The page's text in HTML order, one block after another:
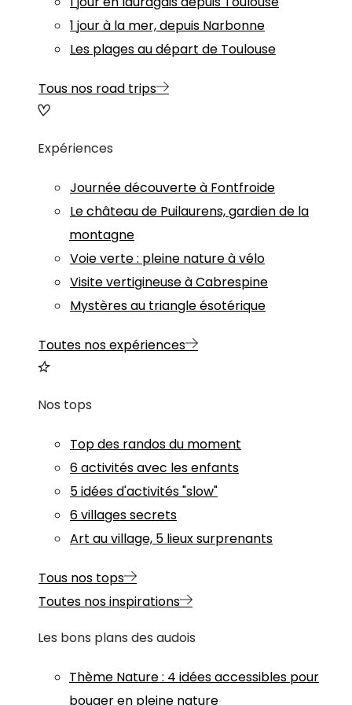
1 jour à la mer, depuis Narbonne
Les plages au départ de Toulouse
Tous nos road trips
Expériences
Journée découverte à Fontfroide
Le château de Puilaurens, gardien de la
montagne
Voie verte : pleine nature à vélo
Visite vertigineuse à Cabrespine
Mystères au triangle ésotérique
Toutes nos expériences
Nos tops
Top des randos du moment
6 activités avec les enfants
5 idées d'activités "slow"
6 villages secrets
Art au village, 5 lieux surprenants
Tous nos tops
Toutes nos inspirations
Les bons plans des audois
Thème Nature: 4 idées accessibles pour
bouger en pleine nature